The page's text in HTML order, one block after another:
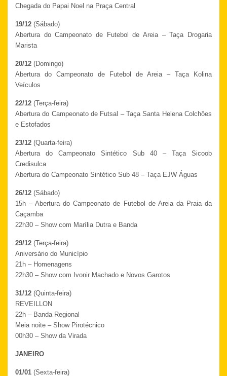
Chegada do Papai Noel na Praça Central
19/12 (Sábado)
Abertura do Campeonato de Futebol de Areia – Taça Drogaria
Marista
20/12 (Domingo)
Abertura do Campeonato de Futebol de Areia – Taça Kolina
Veículos
22/12 (Terça-feira)
Abertura do Campeonato de Futsal – Taça Santa Helena Colchões
e Estofados
23/12 (Quarta-feira)
Abertura do Campeonato Sintético Sub 40 – Taça Sicoob
Credisulca
Abertura do Campeonato Sintético Sub 48 – Taça EJW Águas
26/12 (Sábado)
15h – Abertura do Campeonato de Futebol de Areia da Praia da
Caçamba
22h30 – Show com Marília Dutra e Banda
29/12 (Terça-feira)
Aniversário do Município
21h – Homenagens
22h30 – Show com Ivonir Machado e Novos Garotos
31/12 (Quinta-feira)
REVEILLON
22h – Banda Regional
Meia noite – Show Pirotécnico
00h30 – Show da Virada
JANEIRO
01/01 (Sexta-feira)